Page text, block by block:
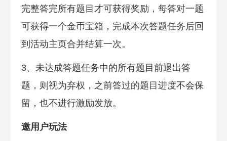
完整答完所有题目才可获得奖励，每答对一题
可获得一个金币宝箱，完成本次答题任务后回
到活动主页合并结算一次。
3、未达成答题任务中的所有题目前退出答
题，则视为弃权，之前答过的题目进度不会保
留，也不进行激励发放。
邀用户玩法